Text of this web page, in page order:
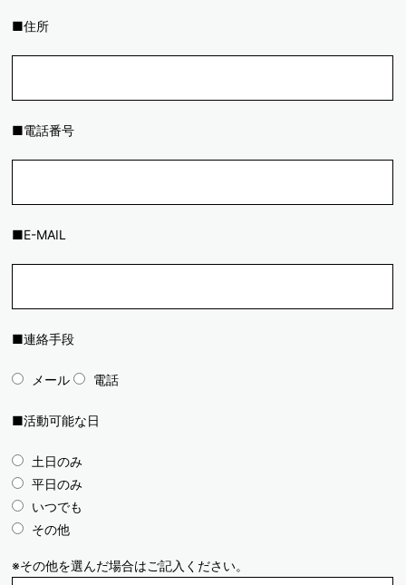
■住所
■電話番号
■E-MAIL
■連絡手段
メール 電話
■活動可能な日
土日のみ
平日のみ
いつでも
その他
※その他を選んだ場合はご記入ください。